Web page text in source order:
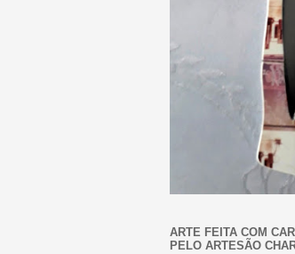
ARTE FEITA COM
PELO ARTESÃO